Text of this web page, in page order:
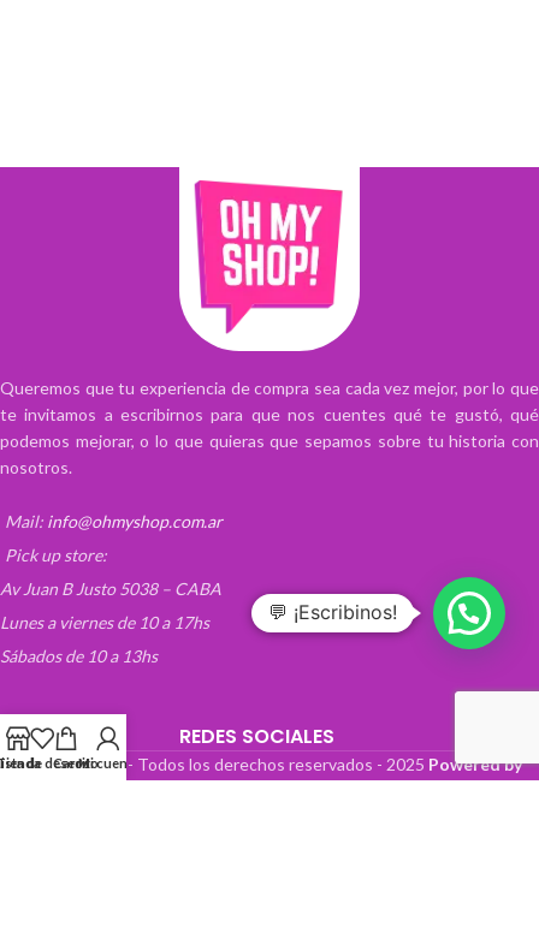
Queremos que tu experiencia de compra sea cada vez mejor, por lo que
te invitamos a escribirnos para que nos cuentes qué te gustó, qué
podemos mejorar, o lo que quieras que sepamos sobre tu historia con
nosotros.
Mail: info@ohmyshop.com.ar
Pick up store:
Av Juan B Justo 5038 – CABA
Lunes a viernes de 10 a 17hs
Sábados de 10 a 13hs
REDES SOCIALES
OhMyTienda! - Todos los derechos reservados - 2025 Powered by
de deseos
CarritoMi cuenta
💬 ¡Escribinos!